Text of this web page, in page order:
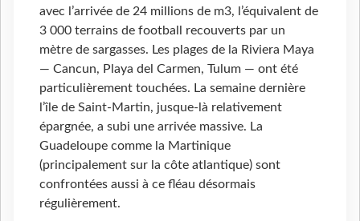
avec l’arrivée de 24 millions de m3, l’équivalent de
3 000 terrains de football recouverts par un
mètre de sargasses. Les plages de la Riviera Maya
— Cancun, Playa del Carmen, Tulum — ont été
particulièrement touchées. La semaine dernière
l’île de Saint-Martin, jusque-là relativement
épargnée, a subi une arrivée massive. La
Guadeloupe comme la Martinique
(principalement sur la côte atlantique) sont
confrontées aussi à ce fléau désormais
régulièrement.